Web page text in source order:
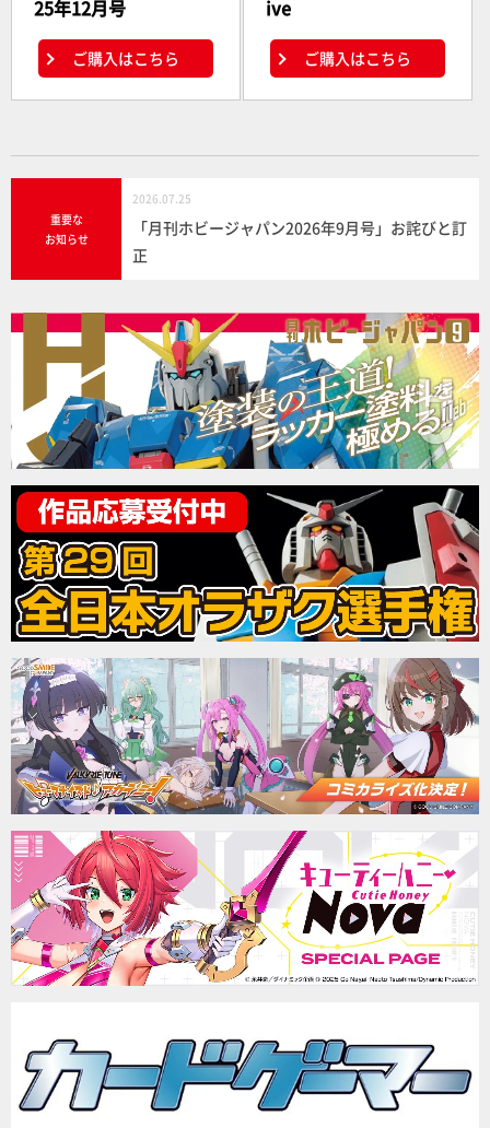
25年12月号
ご購入はこちら
ive
ご購入はこちら
重要な
お知らせ
2026.07.25
「月刊ホビージャパン2026年9月号」お詫びと訂
正